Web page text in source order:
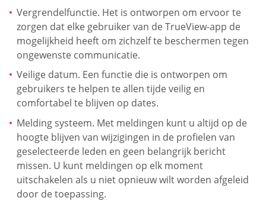
Vergrendelfunctie. Het is ontworpen om ervoor te
zorgen dat elke gebruiker van de TrueView-app de
mogelijkheid heeft om zichzelf te beschermen tegen
ongewenste communicatie.
Veilige datum. Een functie die is ontworpen om
gebruikers te helpen te allen tijde veilig en
comfortabel te blijven op dates.
Melding systeem. Met meldingen kunt u altijd op de
hoogte blijven van wijzigingen in de profielen van
geselecteerde leden en geen belangrijk bericht
missen. U kunt meldingen op elk moment
uitschakelen als u niet opnieuw wilt worden afgeleid
door de toepassing.